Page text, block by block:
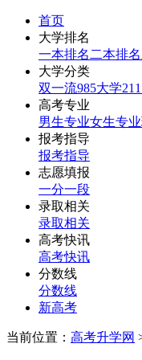
首页
大学排名
一本排名 二本排名
大学分类
双一流985大学
高考专业
男生专业女生专业
报考指导
报考指导
志愿填报
一分一段
录取相关
录取相关
高考快讯
高考快讯
分数线
分数线
新高考
当前位置： 高考升学网